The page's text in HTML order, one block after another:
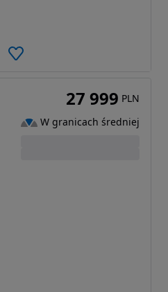
27 999 PLN
W granicach średniej